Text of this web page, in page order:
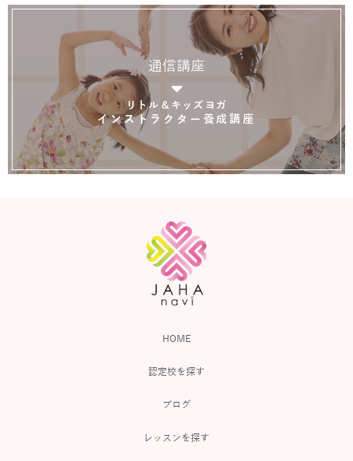
通信講座
リトル＆キッズヨガ
インストラクター養成講座
HOME
認定校を探す
ブログ
レッスンを探す